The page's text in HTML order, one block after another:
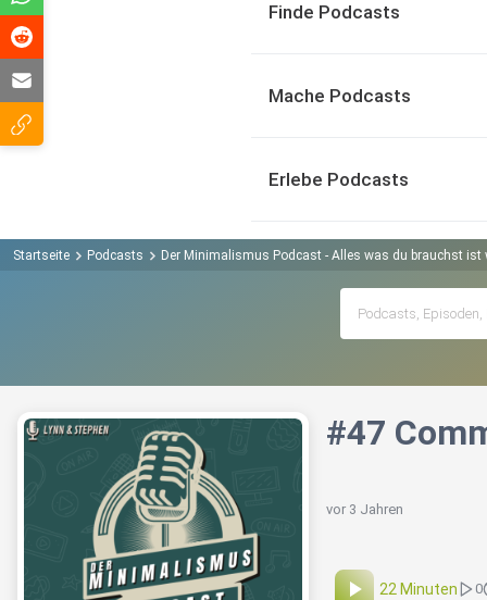
Finde Podcasts
Mache Podcasts
Erlebe Podcasts
Startseite Podcasts Der Minimalismus Podcast - Alles was du brauchst ist
#47
vor 3 Jahren
22 Minuten 0